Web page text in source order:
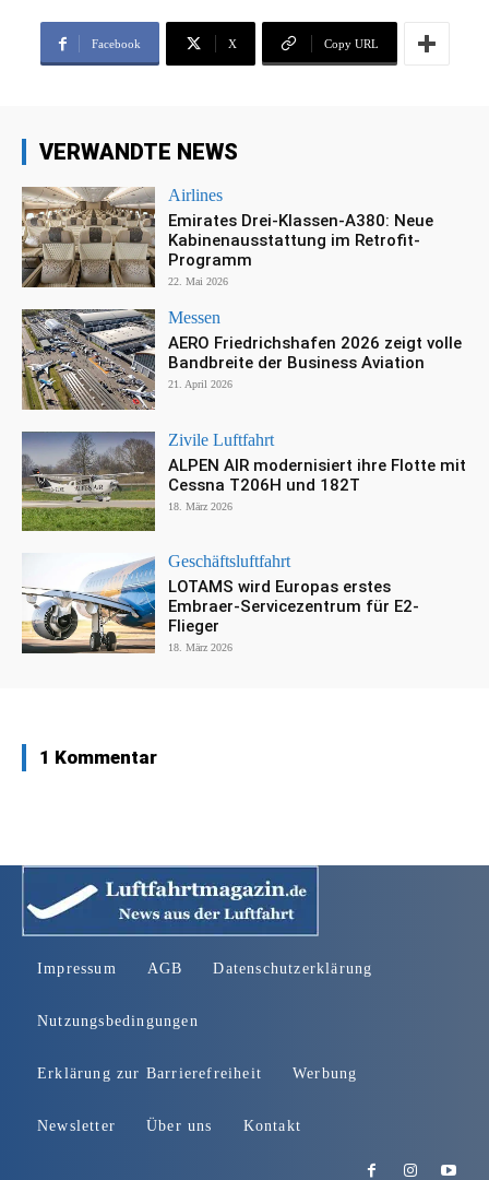
Facebook X Copy URL
VERWANDTE NEWS
Airlines
Emirates Drei-Klassen-A380: Neue
Kabinenausstattung im Retrofit-
Programm
22. Mai 2026
Messen
AERO Friedrichshafen 2026 zeigt volle
Bandbreite der Business Aviation
21. April 2026
Zivile Luftfahrt
ALPEN AIR modernisiert ihre Flotte mit
Cessna T206H und 182T
18. März 2026
Geschäftsluftfahrt
LOTAMS wird Europas erstes
Embraer-Servicezentrum für E2-
Flieger
18. März 2026
1 Kommentar
Impressum AGB Datenschutzerklärung
Nutzungsbedingungen
Erklärung zur Barrierefreiheit Werbung
Newsletter Über uns Kontakt